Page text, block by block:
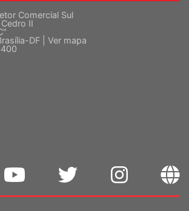
Comercial Sul
II
DF | Ver mapa